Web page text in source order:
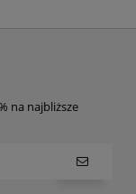
na najbliższe